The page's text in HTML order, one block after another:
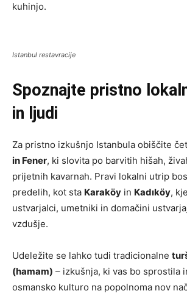
kuhinjo.
Istanbul restavracije
Spoznajte pristno
in ljudi
Za pristno izkušnjo Istanbula obiščite
in Fener, ki slovita po barvitih hišah,
prijetnih kavarnah. Pravi lokalni utrip
predelih, kot sta Karaköy in Kadıköy,
ustvarjalci, umetniki in domačini
vzdušje.
Udeležite se lahko tudi tradicionalne
(hamam) – izkušnja, ki vas bo sprostila
osmansko kulturo na popolnoma nov